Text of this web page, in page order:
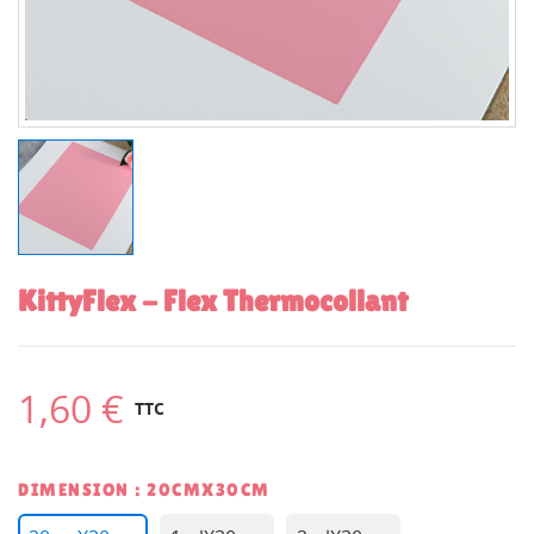
KittyFlex - Flex Thermocollant
1,60 € TTC
DIMENSION : 20CMX30CM